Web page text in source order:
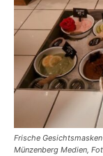
Frische
Münzenberg Medien,